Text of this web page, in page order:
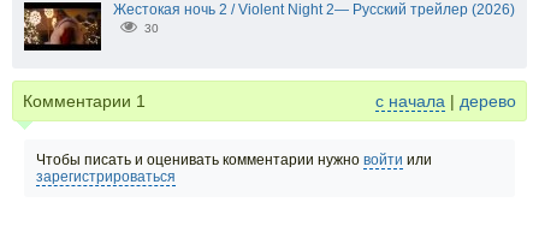
Жестокая ночь 2 / Violent Night 2— Русский трейлер (2026)
30
Комментарии 1 с начала | дерево
Чтобы писать и оценивать комментарии нужно войти или
зарегистрироваться